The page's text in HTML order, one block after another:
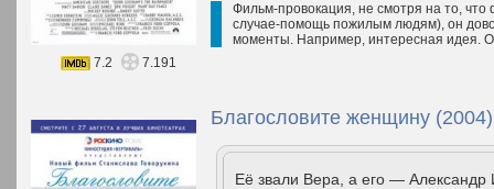
Фильм-провокация, не смотря на то, что
случае-помощь пожилым людям), он
моменты. Например, интересная идея.
7.2
7.191
Благословите женщину (2004)
Её звали Вера, а его —